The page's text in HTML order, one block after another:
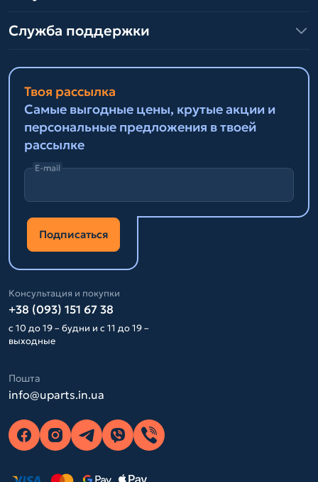
Служба поддержки
Твоя рассылка
Самые выгодные цены, крутые акции и
персональные предложения в твоей
рассылке
E-mail
Подписаться
Консультация и покупки
+38 (093) 151 67 38
с 10 до 19 – будни и с 11 до 19 –
выходные
Пошта
info@uparts.in.ua